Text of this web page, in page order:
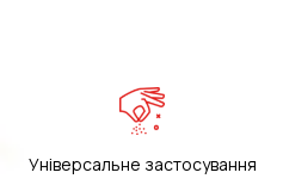
Універсальне застосування